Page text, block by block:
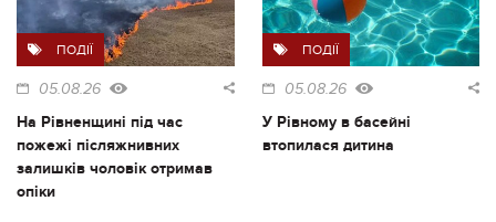
ПОДІЇ
05.08.26
На Рівненщині під час
пожежі післяжнивних
залишків чоловік отримав
опіки
ПОДІЇ
05.08.26
У Рівному в басейні
втопилася дитина